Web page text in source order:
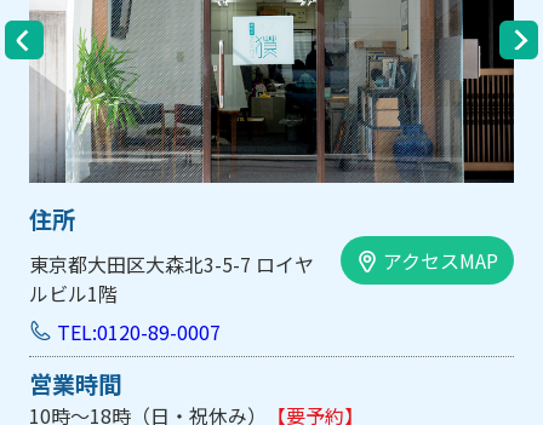
セスMAP
大阪市中央区内平野町1-1-5 西大
アク
TEL:0120-89-0007
10時～18時（日・祝休み/土曜は不定休）